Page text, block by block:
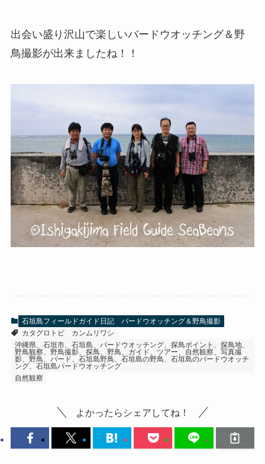
出会い盛り沢山で楽しいバードウオッチング＆野
鳥撮影が出来ましたね！！
石垣島フィールドガイド日記
バードウオッチング＆野鳥撮影
カタグロトビ
カンムリワシ
沖縄県、石垣市、石垣島、バードウオッチング、探鳥ポイント、探鳥地、
野鳥観察、野鳥撮影、探鳥、野鳥、ガイド、ツアー、自然観察、写真撮
影、野鳥、バード、石垣島野鳥、石垣島の野鳥、石垣島のバードウオッチ
ング、石垣島バードウオッチング
自然観察
よかったらシェアしてね！